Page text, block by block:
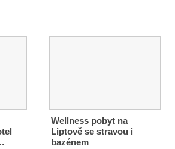
Wellness pobyt na
Liptově se stravou i
bazénem